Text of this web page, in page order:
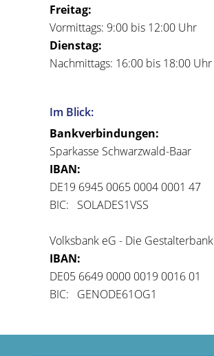
Freitag:
Vormittags: 9:00 bis 12:00 Uhr
Dienstag:
Nachmittags: 16:00 bis 18:00 Uhr
Im Blick:
Bankverbindungen:
Sparkasse Schwarzwald-Baar
IBAN:
DE19 6945 0065 0004 0001 47
BIC: SOLADES1VSS
Volksbank eG - Die Gestalterbank
IBAN:
DE05 6649 0000 0019 0016 01
BIC: GENODE61OG1